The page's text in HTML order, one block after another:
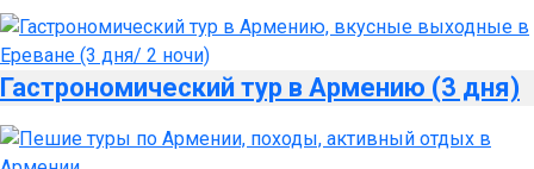
Гастрономический тур в Армению (3 дня)